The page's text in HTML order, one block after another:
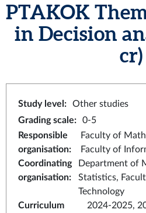
PTAKOK
in Decision
cr)
Study level :
Other studies
Grading scale:
0-5
Responsible
organisation:
Faculty of
Faculty of
Coordinating
organisation:
Department of
Statistics,
Technology
Curriculum
2024-2025,